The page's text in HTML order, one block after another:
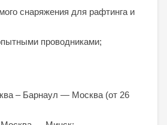
снаряжения для рафтинга и
проводниками;
– Барнаул — Москва (от 26